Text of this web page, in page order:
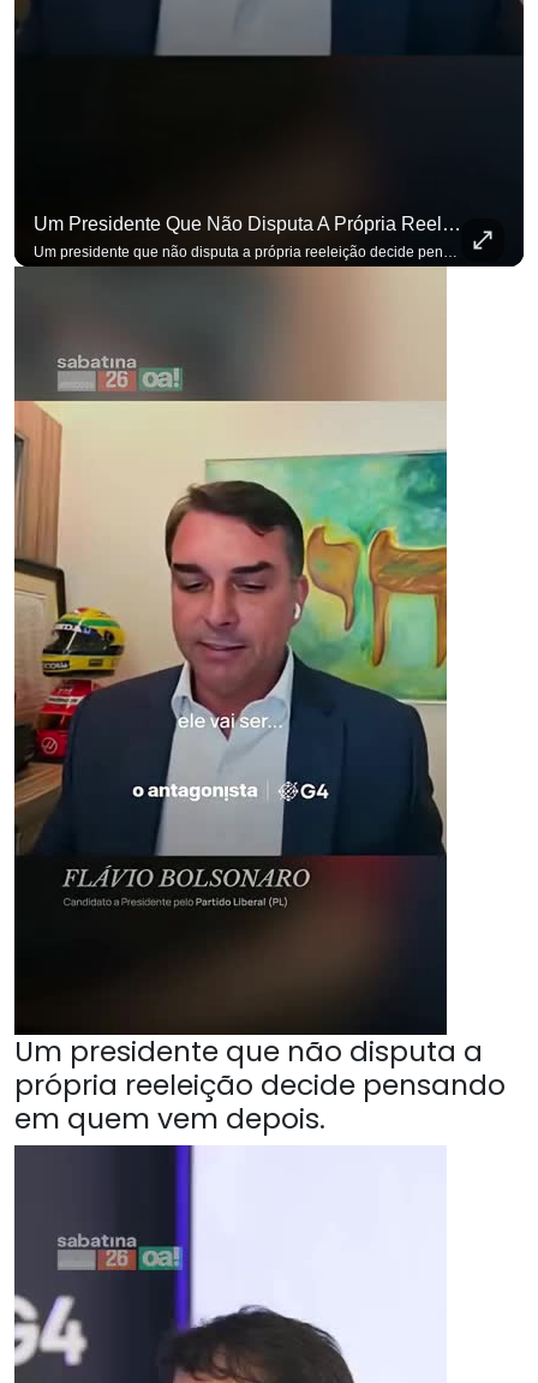
Um Presidente Que Não Disputa A Própria Reeleição Decide Pensando Em Quem Vem Depois.
Um presidente que não disputa a
própria reeleição decide pensando
em quem vem depois.